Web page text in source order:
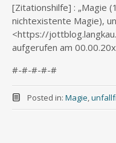
[Zitationshilfe] : „Magie
nichtexistente Magie),
<https://
aufgerufen am
#-#-#-#-#
Posted in: Magie,